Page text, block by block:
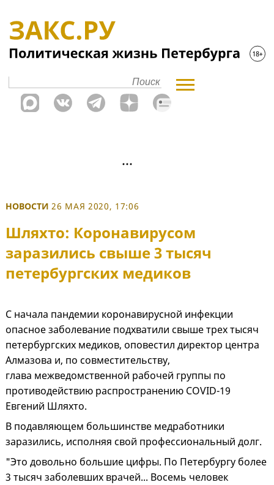
НОВОСТИ 26 МАЯ 2020, 17:06
Шляхто: Коронавирусом
заразились свыше 3 тысяч
петербургских медиков
С начала пандемии коронавирусной инфекции
опасное заболевание подхватили свыше трех тысяч
петербургских медиков, оповестил директор центра
Алмазова и, по совместительству,
глава межведомственной рабочей группы по
противодействию распространению COVID-19
Евгений Шляхто.
В подавляющем большинстве медработники
заразились, исполняя свой профессиональный долг.
"Это довольно большие цифры. По Петербургу более
3 тысяч заболевших врачей... Восемь человек